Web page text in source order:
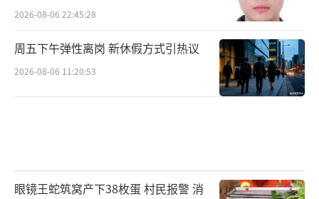
2026-08-06 22:45:28
周五下午弹性离岗 新休假方式引热议
2026-08-06 11:20:53
眼镜王蛇筑窝产下38枚蛋 村民报警 消